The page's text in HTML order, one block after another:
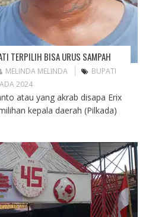
TERPILIH BISA URUS SAMPAH
MELINDA MELINDA
BUPATI
2024
atau yang akrab disapa Erix
kepala daerah (Pilkada)